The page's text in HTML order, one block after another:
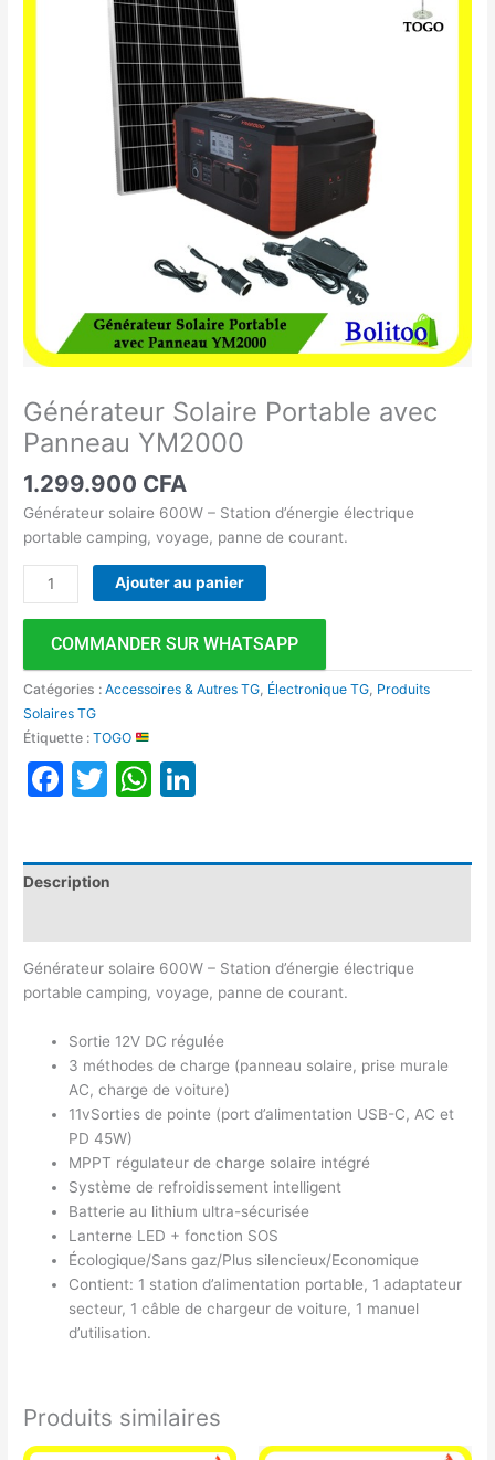
Générateur Solaire Portable avec
Panneau YM2000
1.299.900 CFA
Générateur solaire 600W – Station d’énergie électrique
portable camping, voyage, panne de courant.
Ajouter au panier
COMMANDER SUR WHATSAPP
Catégories :Accessoires & Autres TG Électronique TG Produits
Solaires TG
Étiquette :TOGO
Facebook
TwitterWhatsApp
Description
Générateur solaire 600W – Station d’énergie électrique
portable camping, voyage, panne de courant.
Sortie 12V DC régulée
3 méthodes de charge (panneau solaire, prise murale
AC, charge de voiture)
11vSorties de pointe (port d’alimentation USB-C, AC et
PD 45W)
MPPT régulateur de charge solaire intégré
Système de refroidissement intelligent
Batterie au lithium ultra-sécurisée
Lanterne LED + fonction SOS
Écologique/Sans gaz/Plus silencieux/Economique
Contient: 1 station d’alimentation portable, 1 adaptateur
secteur, 1 câble de chargeur de voiture, 1 manuel
d’utilisation.
Produits similaires